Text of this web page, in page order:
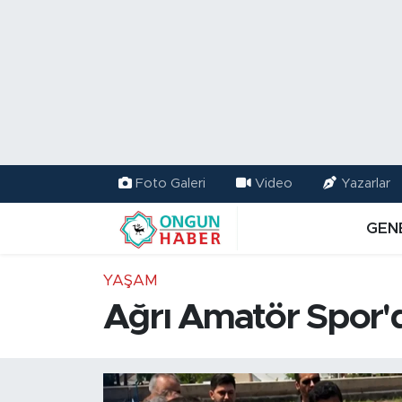
Foto Galeri Video Yazarlar
YAŞAM
Ağrı Amatör
Trafik Durumu
TFF 2.Lig Kırmızı Grup Puan Durumu ve Fikstür
Haber Arşivi